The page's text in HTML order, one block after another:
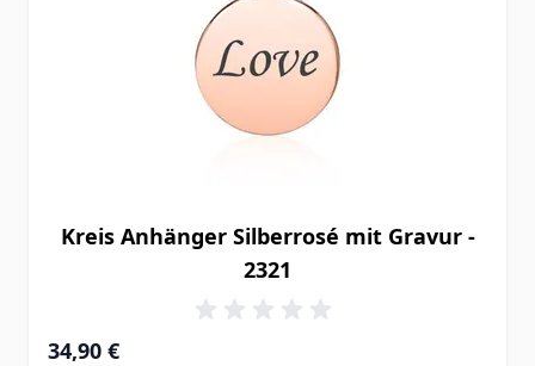
Kreis Anhänger Silberrosé mit Gravur -
2321
34,90 €